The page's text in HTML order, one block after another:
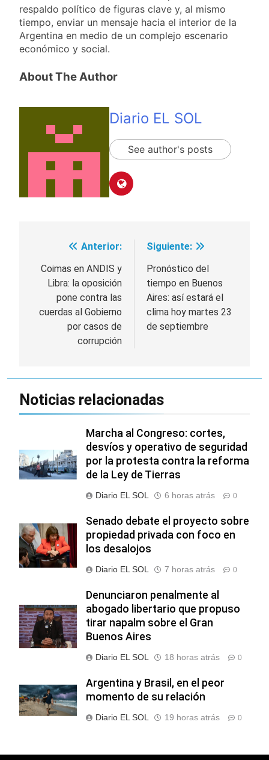
respaldo político de figuras clave y, al mismo
tiempo, enviar un mensaje hacia el interior de la
Argentina en medio de un complejo escenario
económico y social.
About The Author
Diario EL SOL
See author's posts
Navegación
de
entradas
Anterior:
Coimas en ANDIS y
Libra: la oposición
pone contra las
cuerdas al Gobierno
por casos de
corrupción
Siguiente:
Pronóstico del
tiempo en Buenos
Aires: así estará el
clima hoy martes 23
de septiembre
Noticias relacionadas
Marcha al Congreso: cortes,
desvíos y operativo de seguridad
por la protesta contra la reforma
de la Ley de Tierras
Diario EL SOL 6 horas atrás 0
Senado debate el proyecto sobre
propiedad privada con foco en
los desalojos
Diario EL SOL 7 horas atrás 0
Denunciaron penalmente al
abogado libertario que propuso
tirar napalm sobre el Gran
Buenos Aires
Diario EL SOL 18 horas atrás 0
Argentina y Brasil, en el peor
momento de su relación
Diario EL SOL 19 horas atrás 0